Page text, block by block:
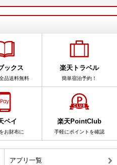
ックス
品送料無料
楽天トラベル
簡単宿泊予約！
ペイ
お財布に
楽天PointClub
手軽にポイントを確認
アプリ一覧